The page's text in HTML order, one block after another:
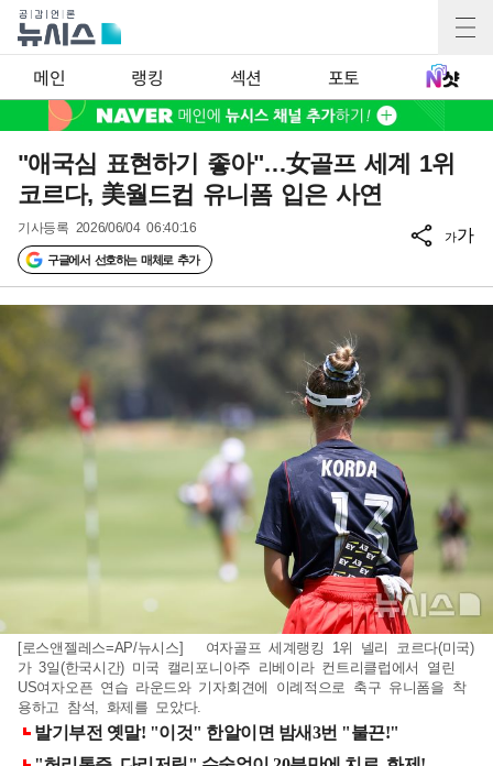
메인 랭킹 섹션 포토
"애국심 표현하기 좋아"…女골프 세계 1위
코르다, 美월드컵 유니폼 입은 사연
기사등록 2026/06/04 06:40:16
구글에서 선호하는 매체로 추가
가가
[로스앤젤레스=AP/뉴시스] 여자골프 세계랭킹 1위 넬리 코르다(미국)
가 3일(한국시간) 미국 캘리포니아주 리베이라 컨트리클럽에서 열린
US여자오픈 연습 라운드와 기자회견에 이례적으로 축구 유니폼을 착
용하고 참석, 화제를 모았다.